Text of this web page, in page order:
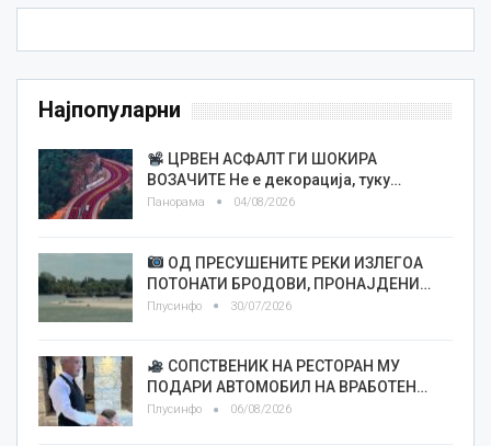
Најпопуларни
ЦРВЕН АСФАЛТ ГИ ШОКИРА
ВОЗАЧИТЕ Не е декорација, туку…
Панорама 04/08/2026
ОД ПРЕСУШЕНИТЕ РЕКИ ИЗЛЕГОА
ПОТОНАТИ БРОДОВИ, ПРОНАЈДЕНИ…
Плусинфо 30/07/2026
СОПСТВЕНИК НА РЕСТОРАН МУ
ПОДАРИ АВТОМОБИЛ НА ВРАБОТЕН…
Плусинфо 06/08/2026